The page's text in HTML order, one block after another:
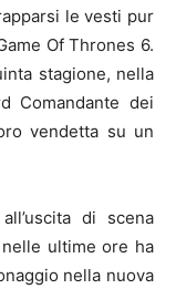
le vesti pur
Of Thrones 6.
stagione, nella
Comandante dei
vendetta su un
di scena
ultime ore ha
nella nuova